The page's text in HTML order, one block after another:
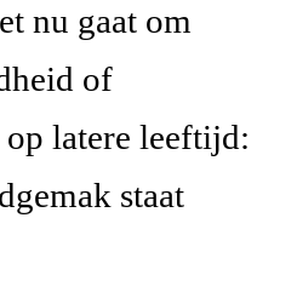
nu gaat om
of
latere leeftijd:
staat